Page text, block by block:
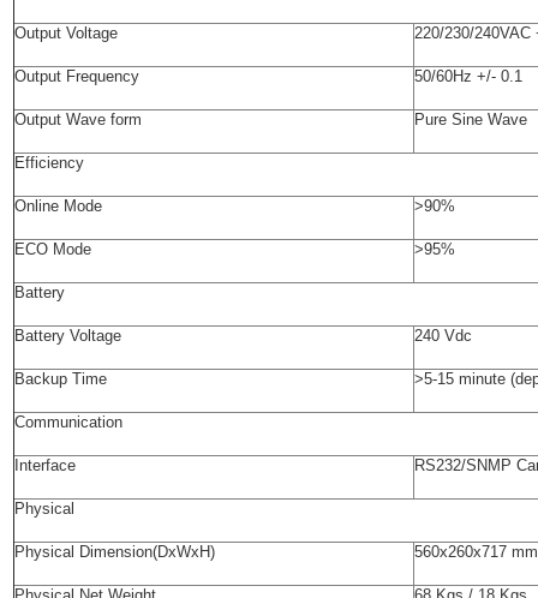
Output Voltage 220/230/240VAC
Output Frequency 50/60Hz +/- 0.1
Output Wave form Pure Sine Wave
Efficiency
Online Mode >90%
ECO Mode >95%
Battery
Battery Voltage 240 Vdc
Backup Time >5-15 minute
Communication
Interface RS232/SNMP
Physical
Physical Dimension(DxWxH) 560x260x717